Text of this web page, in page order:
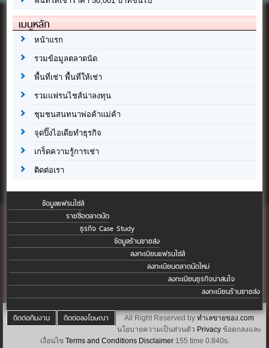
เมนูหลัก
หน้าแรก
รวมข้อมูลตลาดนัด
พื้นที่เช่า พื้นที่ให้เช่า
รวมแฟรนไชส์น่าลงทุน
ชุมชนสนทนาพ่อค้าแม่ค้า
จุดปิ๊งไอเดียทำธุรกิจ
เกร็ดความรู้การเช่า
ติดต่อเรา
ข้อมูลแฟรนไชส์
รายชื่อตลาดนัด
ธุรกิจ Case Study
ข้อมูลร้านขายส่ง
ลงทะเบียนแฟรนไชส์
ลงทะเบียนตลาดนัดใหม่
ลงทะเบียนธุรกิจน่าสนใจ
ลงทะเบียนร้านขายส่ง
ติดต่อทีมงาน ติดต่อลงโฆษณา All Right Reserved by ทำเลขายของ.com
นโยบายความเป็นส่วนตัว Privacy ข้อตกลงและ
เงื่อนไข Terms and Conditions Disclaimer155 time 0.840s.